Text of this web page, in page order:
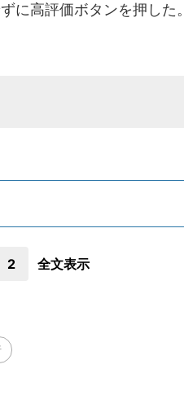
に高評価ボタンを押した。
2 全文表示